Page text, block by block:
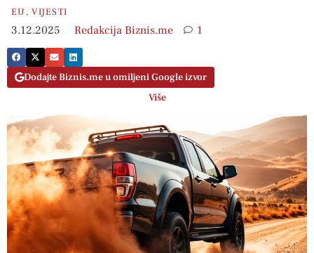
EU ,VIJESTI
3.12.2025 Redakcija Biznis.me 1
Dodajte Biznis.me u omiljeni Google izvor
Više